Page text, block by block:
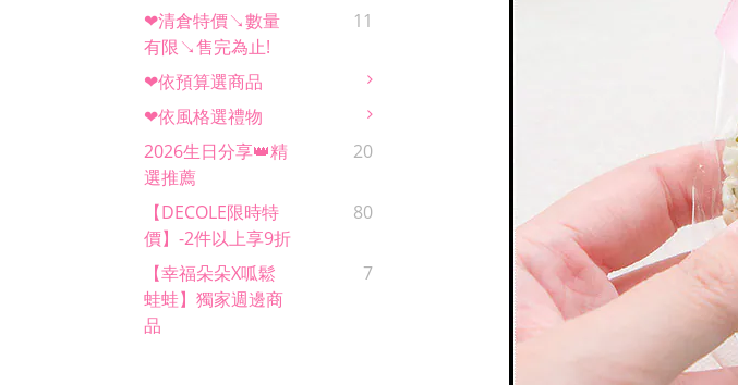
❤清倉特價↘數量
有限↘售完為止!
11
❤依預算選商品
❤依風格選禮物
2026生日分享👑精
選推薦
20
【DECOLE限時特
價】-2件以上享9折
80
【幸福朵朵x呱鬆
蛙蛙】獨家週邊商
品
7